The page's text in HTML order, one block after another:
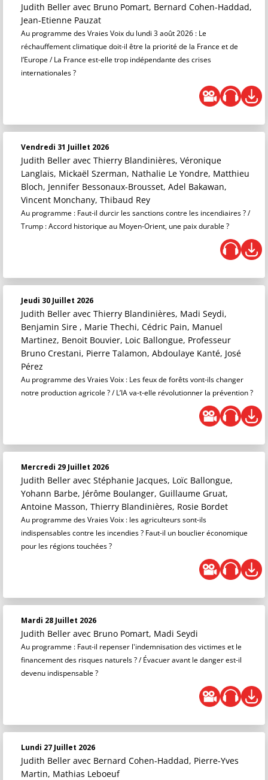
Judith Beller avec Bruno Pomart, Bernard Cohen-Haddad,
Jean-Etienne Pauzat
Au programme des Vraies Voix du lundi 3 août 2026 : Le
réchauffement climatique doit-il être la priorité de la France et de
l’Europe / La France est-elle trop indépendante des crises
internationales ?
Vendredi 31 Juillet 2026
Judith Beller avec Thierry Blandinières, Véronique
Langlais, Mickaël Szerman, Nathalie Le Yondre, Matthieu
Bloch, Jennifer Bessonaux-Brousset, Adel Bakawan,
Vincent Monchany, Thibaud Rey
Au programme : Faut-il durcir les sanctions contre les incendiaires ? /
Trump : Accord historique au Moyen-Orient, une paix durable ?
Jeudi 30 Juillet 2026
Judith Beller avec Thierry Blandinières, Madi Seydi,
Benjamin Sire , Marie Thechi, Cédric Pain, Manuel
Martinez, Benoit Bouvier, Loic Ballongue, Professeur
Bruno Crestani, Pierre Talamon, Abdoulaye Kanté, José
Pérez
Au programme des Vraies Voix : Les feux de forêts vont-ils changer
notre production agricole ? / L’IA va-t-elle révolutionner la prévention ?
Mercredi 29 Juillet 2026
Judith Beller avec Stéphanie Jacques, Loïc Ballongue,
Yohann Barbe, Jérôme Boulanger, Guillaume Gruat,
Antoine Masson, Thierry Blandinières, Rosie Bordet
Au programme des Vraies Voix : les agriculteurs sont-ils
indispensables contre les incendies ? Faut-il un bouclier économique
pour les régions touchées ?
Mardi 28 Juillet 2026
Judith Beller avec Bruno Pomart, Madi Seydi
Au programme : Faut-il repenser l'indemnisation des victimes et le
financement des risques naturels ? / Évacuer avant le danger est-il
devenu indispensable ?
Lundi 27 Juillet 2026
Judith Beller avec Bernard Cohen-Haddad, Pierre-Yves
Martin, Mathias Leboeuf